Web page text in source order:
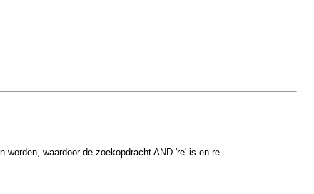
waardoor de zoekopdracht AND 're' is en re